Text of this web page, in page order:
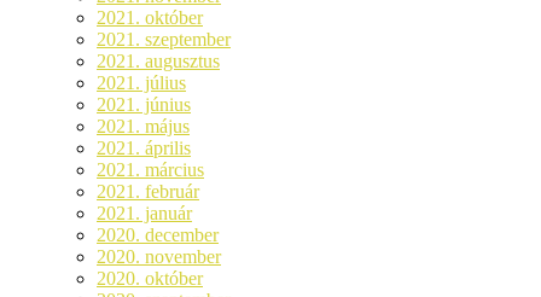
2021. október
2021. szeptember
2021. augusztus
2021. július
2021. június
2021. május
2021. április
2021. március
2021. február
2021. január
2020. december
2020. november
2020. október